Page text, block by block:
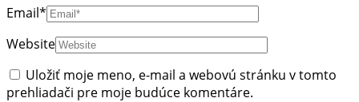
Email*
Website
Uložiť moje meno, e-mail a webovú stránku v tomto
prehliadači pre moje budúce komentáre.